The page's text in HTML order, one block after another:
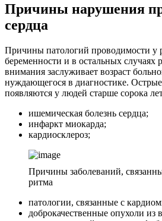
Причины нарушения
сердца
Причины патологий проводимости у
беременности и в остальных случаях
внимания заслуживает возраст
нуждающегося в диагностике.
появляются у людей старше сорока
ишемическая болезнь сердца;
инфаркт миокарда;
кардиосклероз;
Причины заболеваний,
ритма
патологии, связанные с
доброкачественные опухоли из